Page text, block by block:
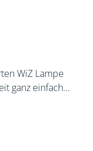
WiZ Lampe
ganz einfach
Licht
die WiZ-App
keine